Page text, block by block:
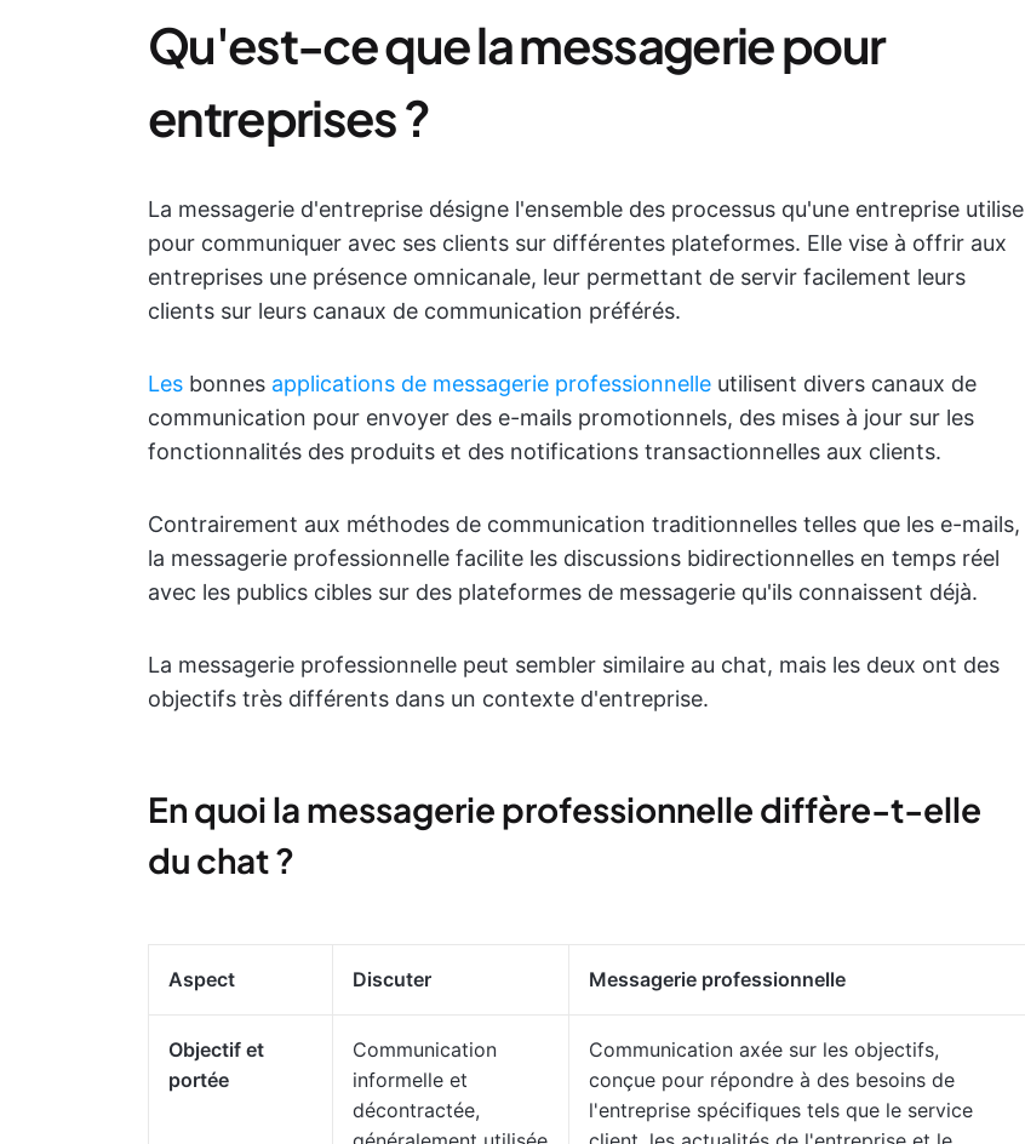
Qu'est-ce que la messagerie pour
entreprises ?
La messagerie d'entreprise désigne l'ensemble des processus qu'une entreprise utilise
pour communiquer avec ses clients sur différentes plateformes. Elle vise à offrir aux
entreprises une présence omnicanale, leur permettant de servir facilement leurs
clients sur leurs canaux de communication préférés.
Les bonnes applications de messagerie professionnelle utilisent divers canaux de
communication pour envoyer des e-mails promotionnels, des mises à jour sur les
fonctionnalités des produits et des notifications transactionnelles aux clients.
Contrairement aux méthodes de communication traditionnelles telles que les e-mails,
la messagerie professionnelle facilite les discussions bidirectionnelles en temps réel
avec les publics cibles sur des plateformes de messagerie qu'ils connaissent déjà.
La messagerie professionnelle peut sembler similaire au chat, mais les deux ont des
objectifs très différents dans un contexte d'entreprise.
En quoi la messagerie professionnelle diffère-t-elle
du chat ?
Aspect Discuter Messagerie professionnelle
Objectif et
portée
Communication
informelle et
décontractée,
Communication axée sur les objectifs,
conçue pour répondre à des besoins de
l'entreprise spécifiques tels que le service